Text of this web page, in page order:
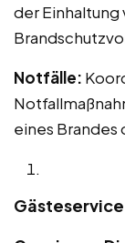
der Einhaltung
Notfälle:
eines Brandes
Gästeservice